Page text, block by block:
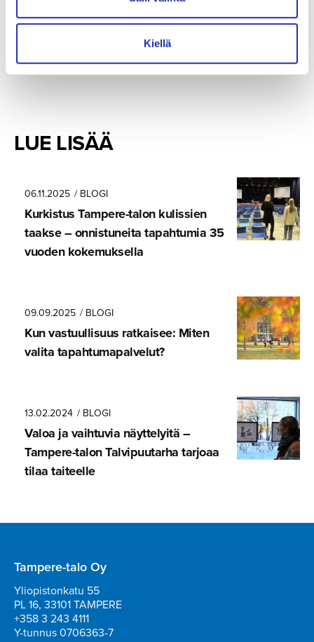
Kiellä
SHARE
LUE LISÄÄ
06.11.2025 / BLOGI
Kurkistus Tampere-talon kulissien
taakse – onnistuneita tapahtumia 35
vuoden kokemuksella
09.09.2025 / BLOGI
Kun vastuullisuus ratkaisee: Miten
valita tapahtuma­pal­velut?
13.02.2024 / BLOGI
Valoa ja vaihtuvia näyttelyitä –
Tampere-talon Talvipuu­tarha tarjoaa
tilaa taiteelle
Tampere-talo Oy
Yliopistonkatu 55
PL 16, 33101 TAMPERE
+358 3 243 4111
Y-tunnus 0706363-7